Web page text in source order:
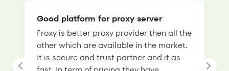
Good platform for proxy server
Froxy is better proxy provider then all the
other which are available in the market.
It is secure and trust partner and it as